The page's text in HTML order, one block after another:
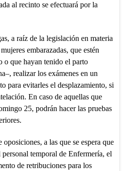
al recinto se efectuará por la
a raíz de la legislación en materia
embarazadas, que estén
o que hayan tenido el parto
realizar los exámenes en un
para evitarles el desplazamiento, si
En caso de aquellas que
25, podrán hacer las pruebas
oposiciones, a las que se espera que
temporal de Enfermería, el
de retribuciones para los